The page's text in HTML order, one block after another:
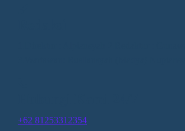
+62 81253312354